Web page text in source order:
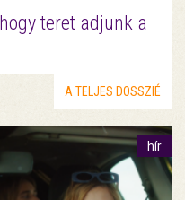
teret adjunk a
A TELJES DOSSZIÉ
hír